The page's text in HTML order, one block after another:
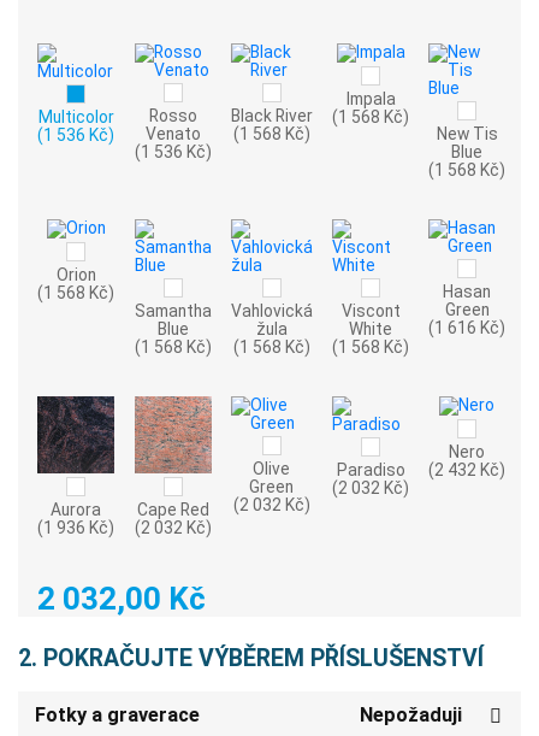
Multicolor
(1 536 Kč)
Rosso
Venato
(1 536 Kč)
Black River
(1 568 Kč)
Impala
(1 568 Kč)
New Tis
Blue
(1 568 Kč)
Orion
(1 568 Kč)
Samantha
Blue
(1 568 Kč)
Vahlovická
žula
(1 568 Kč)
Viscont
White
(1 568 Kč)
Hasan
Green
(1 616 Kč)
Aurora
(1 936 Kč)
Cape Red
(2 032 Kč)
Olive
Green
(2 032 Kč)
Paradiso
(2 032 Kč)
Nero
(2 432 Kč)
2 032,00 Kč
2. POKRAČUJTE VÝBĚREM PŘÍSLUŠENSTVÍ
Fotky a graverace Nepožaduji